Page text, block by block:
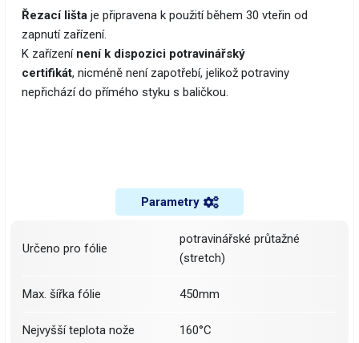
Řezací lišta je připravena k použití během 30 vteřin od
zapnutí zařízení.
K zařízení není k dispozici potravinářský
certifikát, nicméně není zapotřebí, jelikož potraviny
nepřichází do přímého styku s baličkou.
Parametry
Určeno pro fólie
potravinářské průtažné
(stretch)
Max. šířka fólie 450mm
Nejvyšší teplota nože 160°C